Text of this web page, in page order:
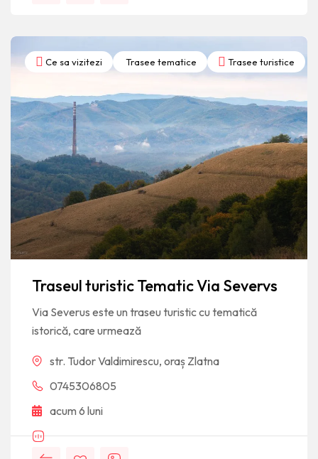
Ce sa vizitezi Trasee tematice Trasee turistice
Traseul turistic Tematic Via Severvs
Via Severus este un traseu turistic cu tematică
istorică, care urmează
str. Tudor Valdimirescu, oraș Zlatna
0745306805
acum 6 luni